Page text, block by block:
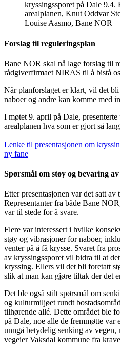
kryssingssporet på Dale
arealplanen, Knut Oddvar
Louise Aasmo, Bane NOR
Forslag til reguleringsplan
Bane NOR skal nå lage forslag til
rådgiverfirmaet NIRAS til å bistå
Når planforslaget er klart, vil det
naboer og andre kan komme med
I møtet 9. april på Dale,
arealplanen hva som er gjort så
Lenke til presentasjonen om
ny fane
Spørsmål om støy og bevaring
Etter presentasjonen var det satt
Representanter fra både Bane
var til stede for å svare.
Flere var interessert i hvilke
støy og vibrasjoner for naboer,
venter på å få krysse. Svaret fra
av kryssingssporet vil bidra til at
kryssing. Ellers vil det bli foretatt
slik at man kan gjøre tiltak der det
Det ble også stilt spørsmål om
og kulturmiljøet rundt
tilhørende allé. Dette området ble
på Dale, noe alle de fremmøtte var
unngå betydelig senking av vegen,
vegeier Vaksdal kommune fra